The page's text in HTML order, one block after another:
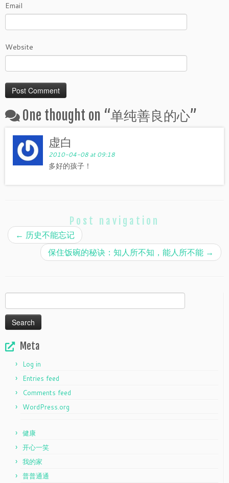
Email
Website
One thought on “单纯善良的心”
虚白
2010-04-08 at 09:18
多好的孩子！
Post navigation
← 历史不能忘记
保住饭碗的秘诀：知人所不知，能人所不能 →
for:
Meta
Log in
Entries feed
Comments feed
WordPress.org
健康
开心一笑
我的家
普普通通